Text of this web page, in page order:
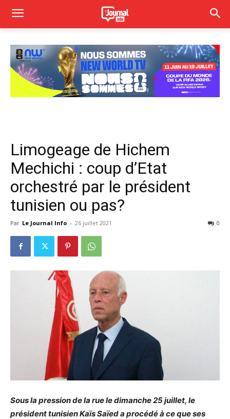
Limogeage de Hichem
Mechichi : coup d’Etat
orchestré par le président
tunisien ou pas?
Par Le Journal Info - 26 juillet 2021 0
Sous la pression de la rue le dimanche 25 juillet, le
président tunisien Kaïs Saïed a procédé à ce que ses